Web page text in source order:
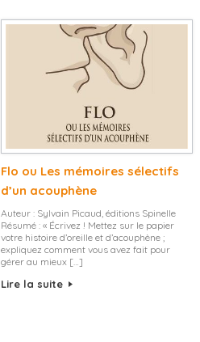
Flo ou Les mémoires sélectifs
d’un acouphène
Auteur : Sylvain Picaud, éditions Spinelle
Résumé : « Écrivez ! Mettez sur le papier
votre histoire d’oreille et d’acouphène ;
expliquez comment vous avez fait pour
gérer au mieux […]
Lire la suite